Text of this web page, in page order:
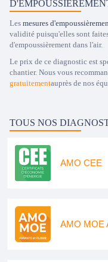
Les mesures
validité puisqu'elles sont
d'empoussièrement dans l'air.
Le prix de ce diagnostic est
chantier. Nous vous
gratuitementauprès de nos
TOUS NOS
AMO CEE
AMO MOE